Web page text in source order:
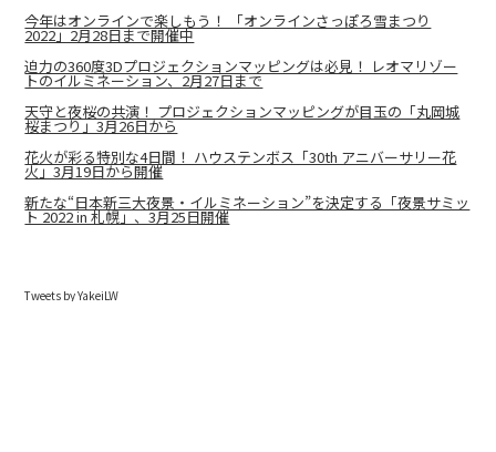
今年はオンラインで楽しもう！ 「オンラインさっぽろ雪まつり
2022」2月28日まで開催中
迫力の360度3Dプロジェクションマッピングは必見！ レオマリゾー
トのイルミネーション、2月27日まで
天守と夜桜の共演！ プロジェクションマッピングが目玉の「丸岡城
桜まつり」3月26日から
花火が彩る特別な4日間！ ハウステンボス「30th アニバーサリー花
火」3月19日から開催
新たな“日本新三大夜景・イルミネーション”を決定する「夜景サミッ
ト 2022 in 札幌」、3月25日開催
Tweets by YakeiLW